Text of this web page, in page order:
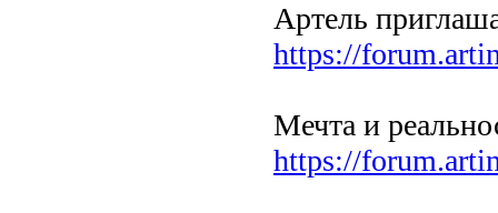
Артель
https://
Мечта и
https://